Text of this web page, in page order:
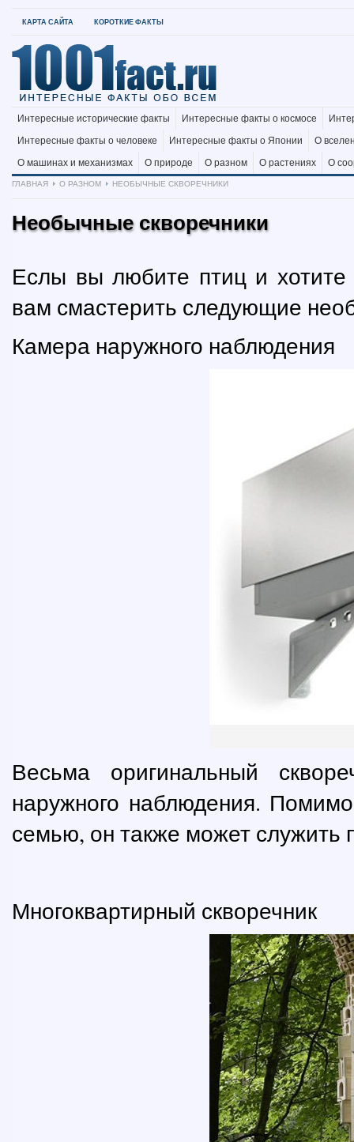
КАРТА САЙТА КОРОТКИЕ ФАКТЫ
Интересные исторические факты Интересные факты о космосе
Интересные факты о человеке
Интересные факты о Японии
О
О машинах и механизмах
О природе О разном О растениях
О
ГЛАВНАЯ
О РАЗНОМ НЕОБЫЧНЫЕ СКВОРЕЧНИКИ
Необычные скворечники
Еслы вы любите птиц и хотите
вам смастерить следующие
Камера наружного наблюдения
Весьма оригинальный
наружного наблюдения.
семью, он также может служить
Многоквартирный скворечник